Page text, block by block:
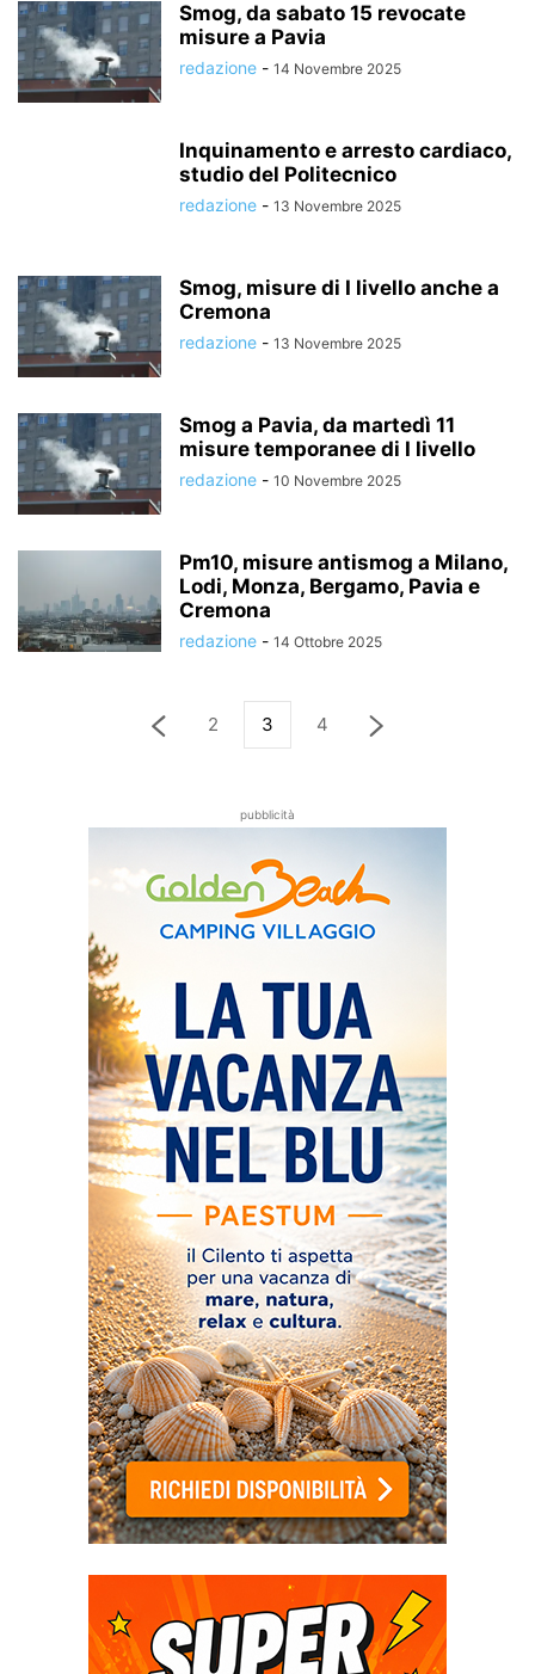
Smog, da sabato 15 revocate
misure a Pavia
redazione - 14 Novembre 2025
Inquinamento e arresto cardiaco,
studio del Politecnico
redazione - 13 Novembre 2025
Smog, misure di I livello anche a
Cremona
redazione - 13 Novembre 2025
Smog a Pavia, da martedì 11
misure temporanee di I livello
redazione - 10 Novembre 2025
Pm10, misure antismog a Milano,
Lodi, Monza, Bergamo, Pavia e
Cremona
redazione - 14 Ottobre 2025
2 3 4
pubblicità